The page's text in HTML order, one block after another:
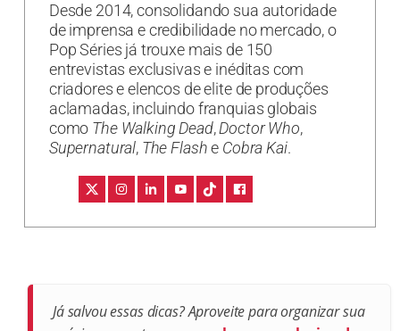
Desde 2014, consolidando sua autoridade
de imprensa e credibilidade no mercado, o
Pop Séries já trouxe mais de 150
entrevistas exclusivas e inéditas com
criadores e elencos de elite de produções
aclamadas, incluindo franquias globais
como The Walking Dead,Doctor Who,
Supernatural, The Flashe Cobra Kai.
Já salvou essas dicas? Aproveite para organizar sua